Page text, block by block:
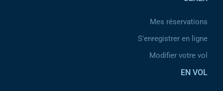
Mes réservations
S'enregistrer en ligne
Modifier votre vol
EN VOL